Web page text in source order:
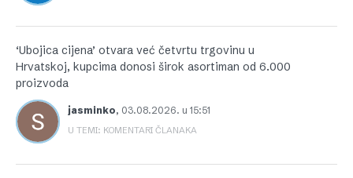
‘Ubojica cijena’ otvara već četvrtu trgovinu u
Hrvatskoj, kupcima donosi širok asortiman od 6.000
proizvoda
jasminko, 03.08.2026. u 15:51
U TEMI: KOMENTARI ČLANAKA